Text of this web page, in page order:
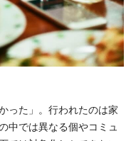
った」。行われたのは家
中では異なる個やコミュ